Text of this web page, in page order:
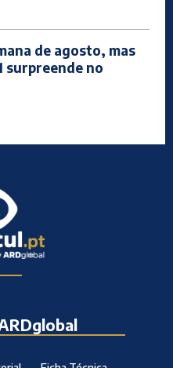
de agosto, mas
surpreende no